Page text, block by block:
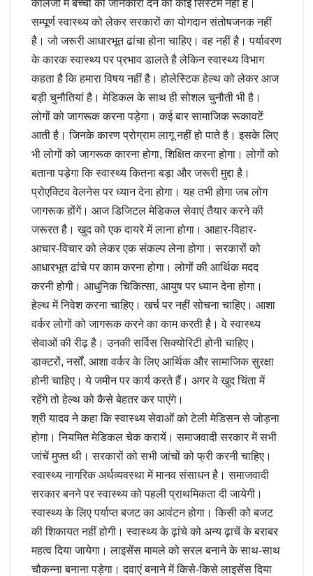
कालेजों में बच्चों को जानकारी देने का कोई सिस्टम नहीं है।
सम्पूर्ण स्वास्थ्य को लेकर सरकारों का योगदान संतोषजनक नहीं
है। जो जरूरी आधारभूत ढांचा होना चाहिए। वह नहीं है। पर्यावरण
के कारक स्वास्थ्य पर प्रभाव डालते है लेकिन स्वास्थ्य विभाग
कहता है कि हमारा विषय नहीं है। होलेस्टिक हेल्थ को लेकर आज
बड़ी चुनौतियां है। मेडिकल के साथ ही सोशल चुनौती भी है।
लोगों को जागरूक करना पड़ेगा। कई बार सामाजिक रूकावटें
आती है। जिनके कारण प्रोग्राम लागू नहीं हो पाते है। इसके लिए
भी लोगों को जागरूक कारना होगा, शिक्षित करना होगा। लोगों को
बताना पड़ेगा कि स्वास्थ्य कितना बड़ा और जरूरी मुद्दा है।
प्रोएक्टिव वेलनेस पर ध्यान देना होगा। यह तभी होगा जब लोग
जागरूक होंगें। आज डिजिटल मेडिकल सेवाएं तैयार करने की
जरूरत है। खुद को एक दायरे में लाना होगा। आहार-विहार-
आचार-विचार को लेकर एक संकल्प लेना होगा। सरकारों को
आधारभूत ढांचे पर काम करना होगा। लोगों की आर्थिक मदद
करनी होगी। आधुनिक चिकित्सा, आयुष पर ध्यान देना होगा।
हेल्थ में निवेश करना चाहिए। खर्च पर नहीं सोचना चाहिए। आशा
वर्कर लोगों को जागरूक करने का काम करती है। वे स्वास्थ्य
सेवाओं की रीढ़ है। उनकी सर्विस सिक्योरिटी होनी चाहिए।
डाक्टरों, नर्सों, आशा वर्कर के लिए आर्थिक और सामाजिक सुरक्षा
होनी चाहिए। ये जमीन पर कार्य करते हैं। अगर वे खुद चिंता में
रहेंगे तो हेल्थ को कैसे बेहतर कर पाएंगे।
श्री यादव ने कहा कि स्वास्थ्य सेवाओं को टेली मेडिसन से जोड़ना
होगा। नियमित मेडिकल चेक करायें। समाजवादी सरकार में सभी
जांचें मुफ्त थी। सरकारों को सभी जांचों को फ्री करनी चाहिए।
स्वास्थ्य नागरिक अर्थव्यवस्था में मानव संसाधन है। समाजवादी
सरकार बनने पर स्वास्थ्य को पहली प्राथमिकता दी जायेगी।
स्वास्थ्य के लिए पर्याप्त बजट का आवंटन होगा। किसी को बजट
की शिकायत नहीं होगी। स्वास्थ्य के ढ़ांचे को अन्य ढ़ाचें के बराबर
महत्व दिया जायेगा। लाइसेंस मामले को सरल बनाने के साथ-साथ
चौकन्ना बनाना पड़ेगा। दवाएं बनाने में किसे-किसे लाइसेंस दिया